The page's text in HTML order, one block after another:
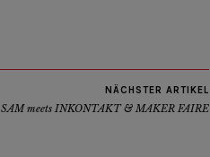
NÄCHSTER ARTIKEL
SAM meets INKONTAKT & MAKER FAIRE